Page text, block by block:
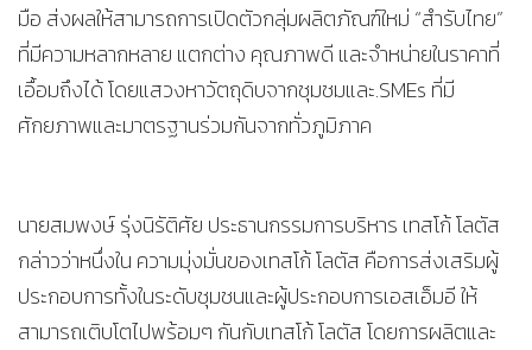
มือ ส่งผลให้สามารถการเปิดตัวกลุ่มผลิตภัณฑ์ใหม่ “สำรับไทย”
ที่มีความหลากหลาย แตกต่าง คุณภาพดี และจำหน่ายในราคาที่
เอื้อมถึงได้ โดยแสวงหาวัตถุดิบจากชุมชมและ.SMEs ที่มี
ศักยภาพและมาตรฐานร่วมกันจากทั่วภูมิภาค
​นายสมพงษ์ รุ่งนิรัติศัย ประธานกรรมการบริหาร เทสโก้ โลตัส
กล่าวว่าหนึ่งใน ความมุ่งมั่นของเทสโก้ โลตัส คือการส่งเสริมผู้
ประกอบการทั้งในระดับชุมชนและผู้ประกอบการเอสเอ็มอี ให้
สามารถเติบโตไปพร้อมๆ กันกับเทสโก้ โลตัส โดยการผลิตและ